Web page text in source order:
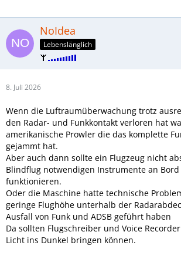
NoIdea
Lebenslänglich
8. Juli 2026
Wenn die Luftraumüberwachung trotz
den Radar- und Funkkontakt verloren hat
amerikanische Prowler die das komplette
gejammt hat.
Aber auch dann sollte ein Flugzeug nicht
Blindflug notwendigen Instrumente an
funktionieren.
Oder die Maschine hatte technische
geringe Flughöhe unterhalb der
Ausfall von Funk und ADSB geführt haben
Da sollten Flugschreiber und Voice
Licht ins Dunkel bringen können.